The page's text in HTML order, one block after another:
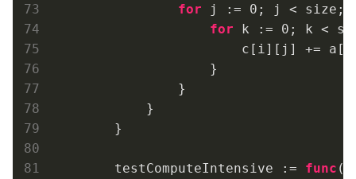
for j := 0 ; j < size;
for k := 0 ; k <
c[i][j] +=
                    }
                }
            }
        }
        testComputeIntensive :=
func